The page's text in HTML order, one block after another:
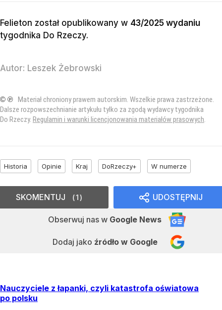
Felieton został opublikowany w 43/2025 wydaniu
tygodnika Do Rzeczy.
Autor: Leszek Żebrowski
© ℗ Materiał chroniony prawem autorskim. Wszelkie prawa zastrzeżone.
Dalsze rozpowszechnianie artykułu tylko za zgodą wydawcy tygodnika
Do Rzeczy. Regulamin i warunki licencjonowania materiałów prasowych
Historia Opinie Kraj DoRzeczy+ W numerze
UDOSTĘPNIJ
Obserwuj nas w Google News
Dodaj jako źródło w Google
SKOMENTUJ 1
Nauczyciele z łapanki, czyli katastrofa oświatowa
po polsku